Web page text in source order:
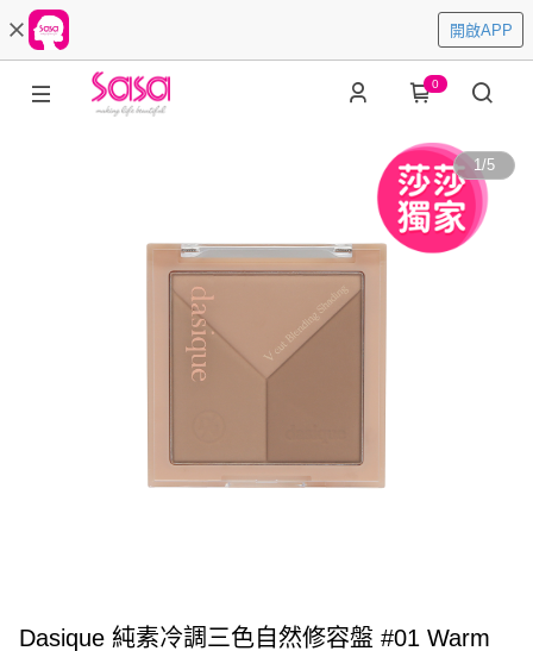
開啟APP
0
1/5
Dasique 純素冷調三色自然修容盤 #01 Warm